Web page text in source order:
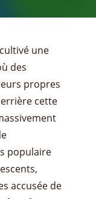
une
des
propres
cette
populaire
accusée de